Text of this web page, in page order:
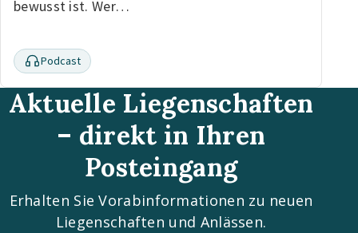
bewusst ist. Wer…
Podcast
Aktuelle Liegenschaften
– direkt in Ihren
Posteingang
Erhalten Sie Vorabinformationen zu neuen
Liegenschaften und Anlässen.